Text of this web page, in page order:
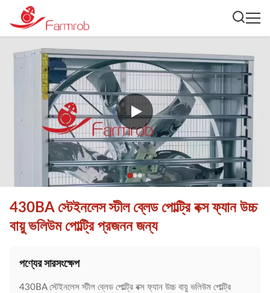
430BA স্টেইনলেস স্টীল ব্লেড পোল্ট্রি বক্স ফ্যান উচ্চ
বায়ু ভলিউম পোল্ট্রি প্রজনন জন্য
পণ্যের সারসংক্ষেপ
430BA স্টেইনলেস স্টীল ব্লেড পোল্ট্রি বক্স ফ্যান উচ্চ বায়ু ভলিউম পোল্ট্রি